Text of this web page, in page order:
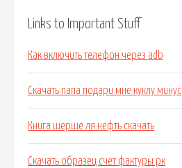
Links to Important Stuff
Как включить телефон через adb
Скачать папа подари мне куклу минус
Книга шерше ля нефть скачать
Скачать образец счет фактуры рк